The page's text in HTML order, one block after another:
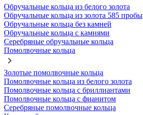
Обручальные кольца из белого золота
Обручальные кольца из золота 585 пробы
Обручальные кольца без камней
Обручальные кольца с камнями
Серебряные обручальные кольца
Помолвочные кольца
Золотые помолвочные кольца
Помолвочные кольца из белого золота
Помолвочные кольца с бриллиантами
Помолвочные кольца с фианитом
Серебряные помолвочные кольца